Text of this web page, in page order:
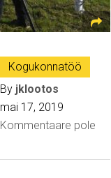
Kogukonnatöö
By jklootos
mai 17, 2019
Kommentaare pole